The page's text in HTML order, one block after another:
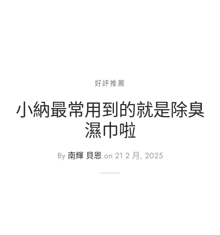
好評推薦
小納最常用到的就是除臭
濕巾啦
By 南輝 貝恩 on 21 2 月, 2025